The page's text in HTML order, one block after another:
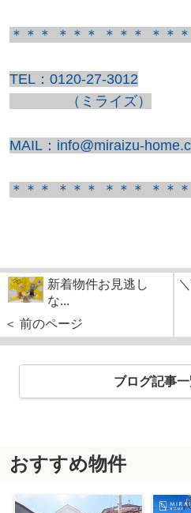
＊＊＊ ＊＊＊ ＊＊＊ ＊＊
TEL：0120-27-3012
（ミライズ）
MAIL：info@miraizu-
＊＊＊ ＊＊＊ ＊＊＊ ＊＊
新着物件お見逃し
な...
＜ 前のページ
ブログ記事
おすすめ物件